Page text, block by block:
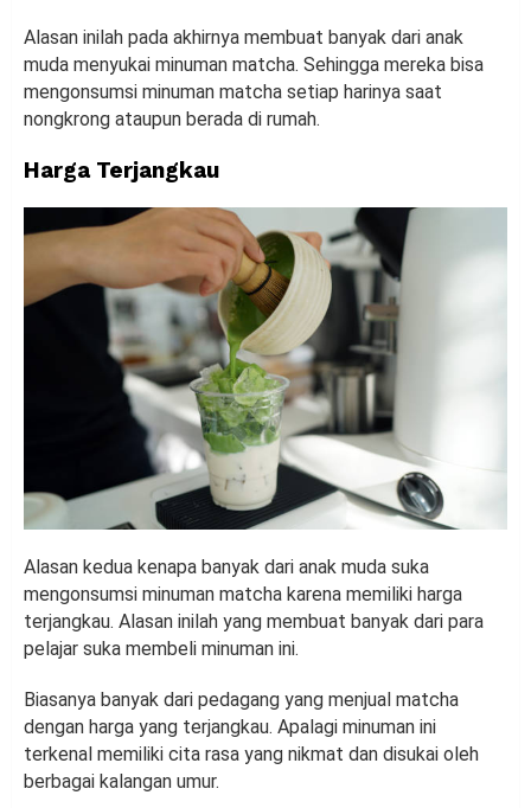
Alasan inilah pada akhirnya membuat banyak dari anak
muda menyukai minuman matcha. Sehingga mereka bisa
mengonsumsi minuman matcha setiap harinya saat
nongkrong ataupun berada di rumah.
Harga Terjangkau
Alasan kedua kenapa banyak dari anak muda suka
mengonsumsi minuman matcha karena memiliki harga
terjangkau. Alasan inilah yang membuat banyak dari para
pelajar suka membeli minuman ini.
Biasanya banyak dari pedagang yang menjual matcha
dengan harga yang terjangkau. Apalagi minuman ini
terkenal memiliki cita rasa yang nikmat dan disukai oleh
berbagai kalangan umur.